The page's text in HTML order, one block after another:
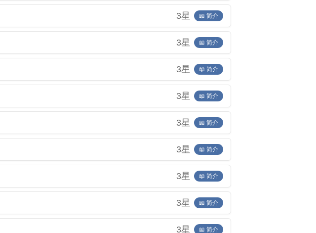
3星 📖 简介
3星 📖 简介
3星 📖 简介
3星 📖 简介
3星 📖 简介
3星 📖 简介
3星 📖 简介
3星 📖 简介
3星 📖 简介